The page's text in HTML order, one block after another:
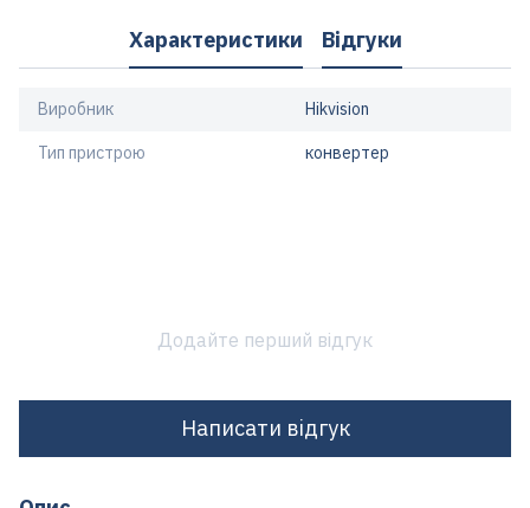
Характеристики Відгуки
Виробник Hikvision
Тип пристрою конвертер
Додайте перший відгук
Написати відгук